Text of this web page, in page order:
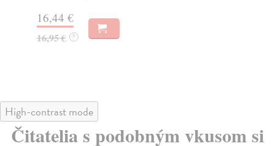
16,44 €
16,95 € ?
High-contrast mode
Čitatelia s podobným vkusom si